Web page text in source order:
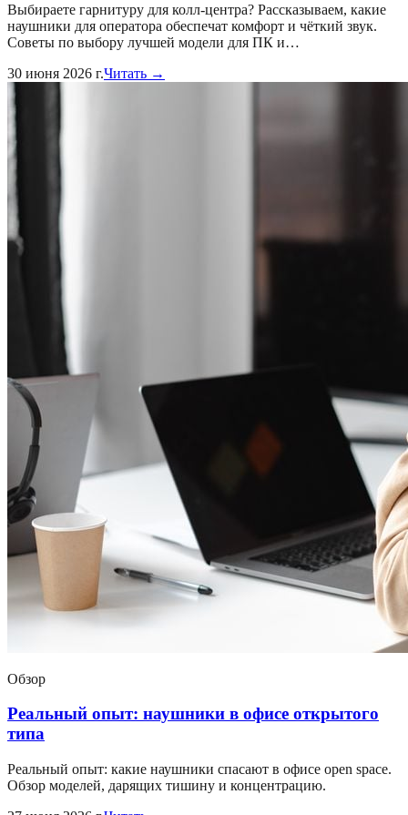
Выбираете гарнитуру для колл-центра? Рассказываем, какие
наушники для оператора обеспечат комфорт и чёткий звук.
Советы по выбору лучшей модели для ПК и…
30 июня 2026 г.Читать →
Обзор
Реальный опыт: наушники в офисе открытого
типа
Реальный опыт: какие наушники спасают в офисе open space.
Обзор моделей, дарящих тишину и концентрацию.